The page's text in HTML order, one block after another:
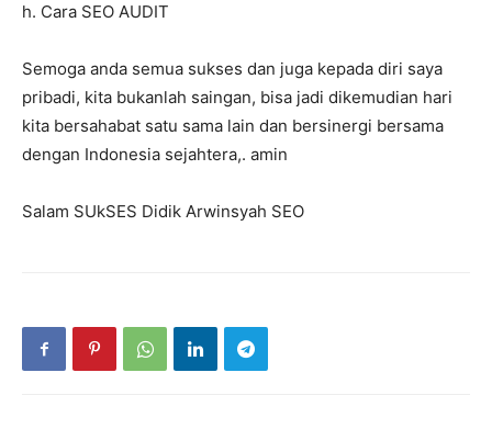
h. Cara SEO AUDIT
Semoga anda semua sukses dan juga kepada diri saya
pribadi, kita bukanlah saingan, bisa jadi dikemudian hari
kita bersahabat satu sama lain dan bersinergi bersama
dengan Indonesia sejahtera,. amin
Salam SUkSES Didik Arwinsyah SEO